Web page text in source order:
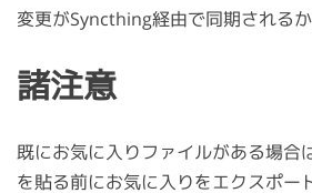
変更がSyncthing経由で同期されるか
諸注意
既にお気に入りファイルがある場合
を貼る前にお気に入りをエクスポー